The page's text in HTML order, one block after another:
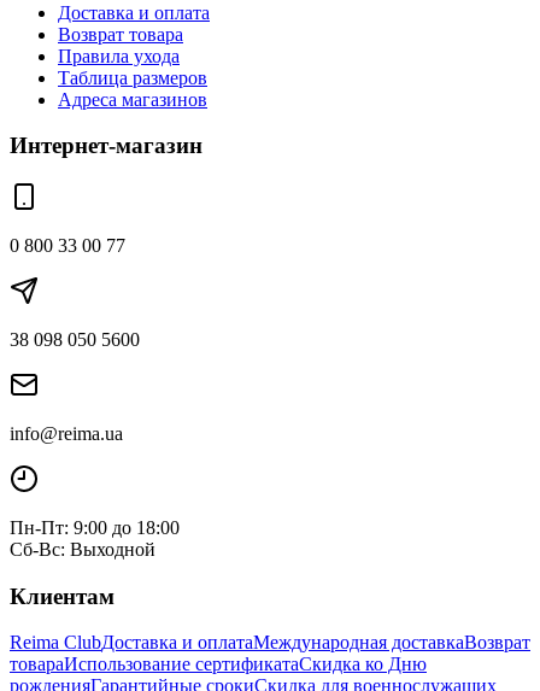
Доставка и оплата
Возврат товара
Правила ухода
Таблица размеров
Адреса магазинов
Интернет-магазин
0 800 33 00 77
38 098 050 5600
info@reima.ua
Пн-Пт: 9:00 до 18:00
Сб-Вс: Выходной
Клиентам
Reima ClubДоставка и оплатаМеждународная доставкаВозврат
товараИспользование сертификатаСкидка ко Дню
рожденияГарантийные срокиСкидка для военнослужащих